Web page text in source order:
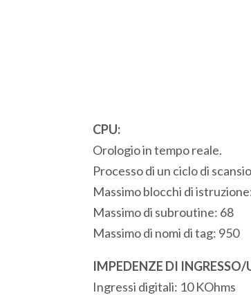
CPU:
Orologio in tempo reale.
Processo di un ciclo di
Massimo blocchi di
Massimo di subroutine: 68
Massimo di nomi di tag: 950
IMPEDENZE DI INGRESSO/
Ingressi digitali: 10 KOhms